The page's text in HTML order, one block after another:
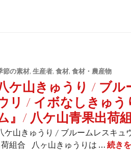
節の素材, 生産者, 食材, 食材・農産物
ケ山きゅうり / ブル
リ / イボなしきゅ
』/ 八ケ山青果出荷
ケ山きゅうり / ブルームレスキュ
荷組合 八ヶ山きゅうりは …続き